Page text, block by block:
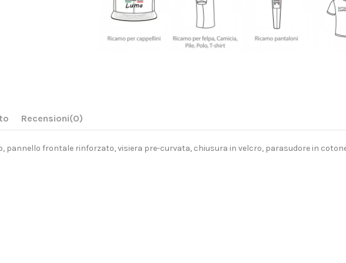
Recensioni(0)
pannello frontale rinforzato, visiera pre-curvata, chiusura in velcro, parasudore in